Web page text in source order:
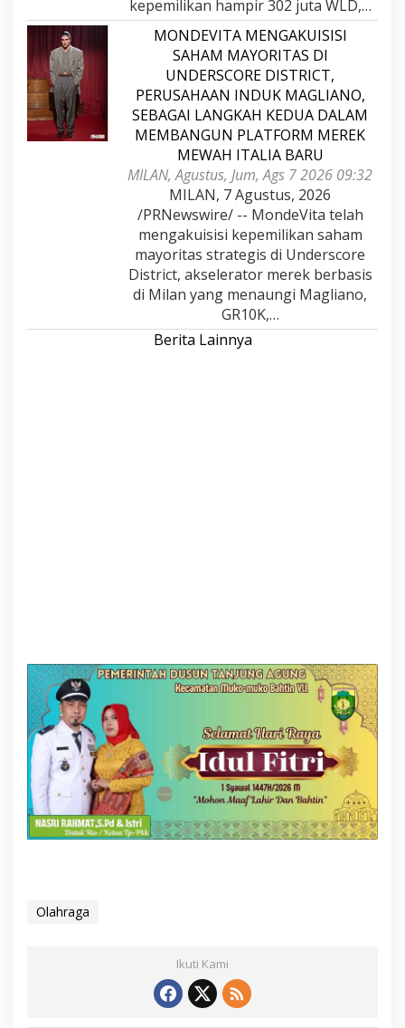
kepemilikan hampir 302 juta WLD,…
MONDEVITA MENGAKUISISI
SAHAM MAYORITAS DI
UNDERSCORE DISTRICT,
PERUSAHAAN INDUK MAGLIANO,
SEBAGAI LANGKAH KEDUA DALAM
MEMBANGUN PLATFORM MEREK
MEWAH ITALIA BARU
MILAN, Agustus, Jum, Ags 7 2026 09:32
MILAN, 7 Agustus, 2026
/PRNewswire/ -- MondeVita telah
mengakuisisi kepemilikan saham
mayoritas strategis di Underscore
District, akselerator merek berbasis
di Milan yang menaungi Magliano,
GR10K,…
Berita Lainnya
Olahraga
Ikuti Kami